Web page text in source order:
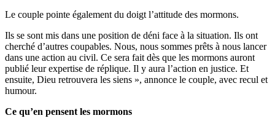
Le couple pointe également du doigt l’attitude des mormons.
Ils se sont mis dans une position de déni face à la situation. Ils ont
cherché d’autres coupables. Nous, nous sommes prêts à nous lancer
dans une action au civil. Ce sera fait dès que les mormons auront
publié leur expertise de réplique. Il y aura l’action en justice. Et
ensuite, Dieu retrouvera les siens », annonce le couple, avec recul et
humour.
Ce qu’en pensent les mormons